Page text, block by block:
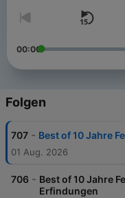
00:00
Folgen
707 - Best of 10 Jahre
01 Aug. 2026
706 - Best of 10 Jahre
Erfindungen